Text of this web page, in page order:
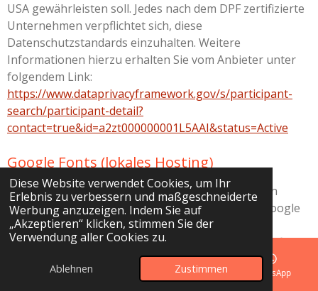
Diese Website verwendet Cookies, um Ihr
Erlebnis zu verbessern und maßgeschneiderte
Werbung anzuzeigen. Indem Sie auf
„Akzeptieren“ klicken, stimmen Sie der
Verwendung aller Cookies zu.
Ablehnen Zustimmen
USA gewährleisten soll. Jedes nach dem DPF zertifizierte
Unternehmen verpflichtet sich, diese
Datenschutzstandards einzuhalten. Weitere
Informationen hierzu erhalten Sie vom Anbieter unter
folgendem Link:
https://www.dataprivacyframework.gov/s/participant-
search/participant-detail?
contact=true&id=a2zt000000001L5AAI&status=Active
Google Fonts (lokales Hosting)
Diese Seite nutzt zur einheitlichen Darstellung von
Schriftarten so genannte Google Fonts, die von Google
bereitgestellt werden. Die Google Fonts sind lokal
installiert. Eine Verbindung zu Servern von Google findet
E-Mail Karte WhatsApp